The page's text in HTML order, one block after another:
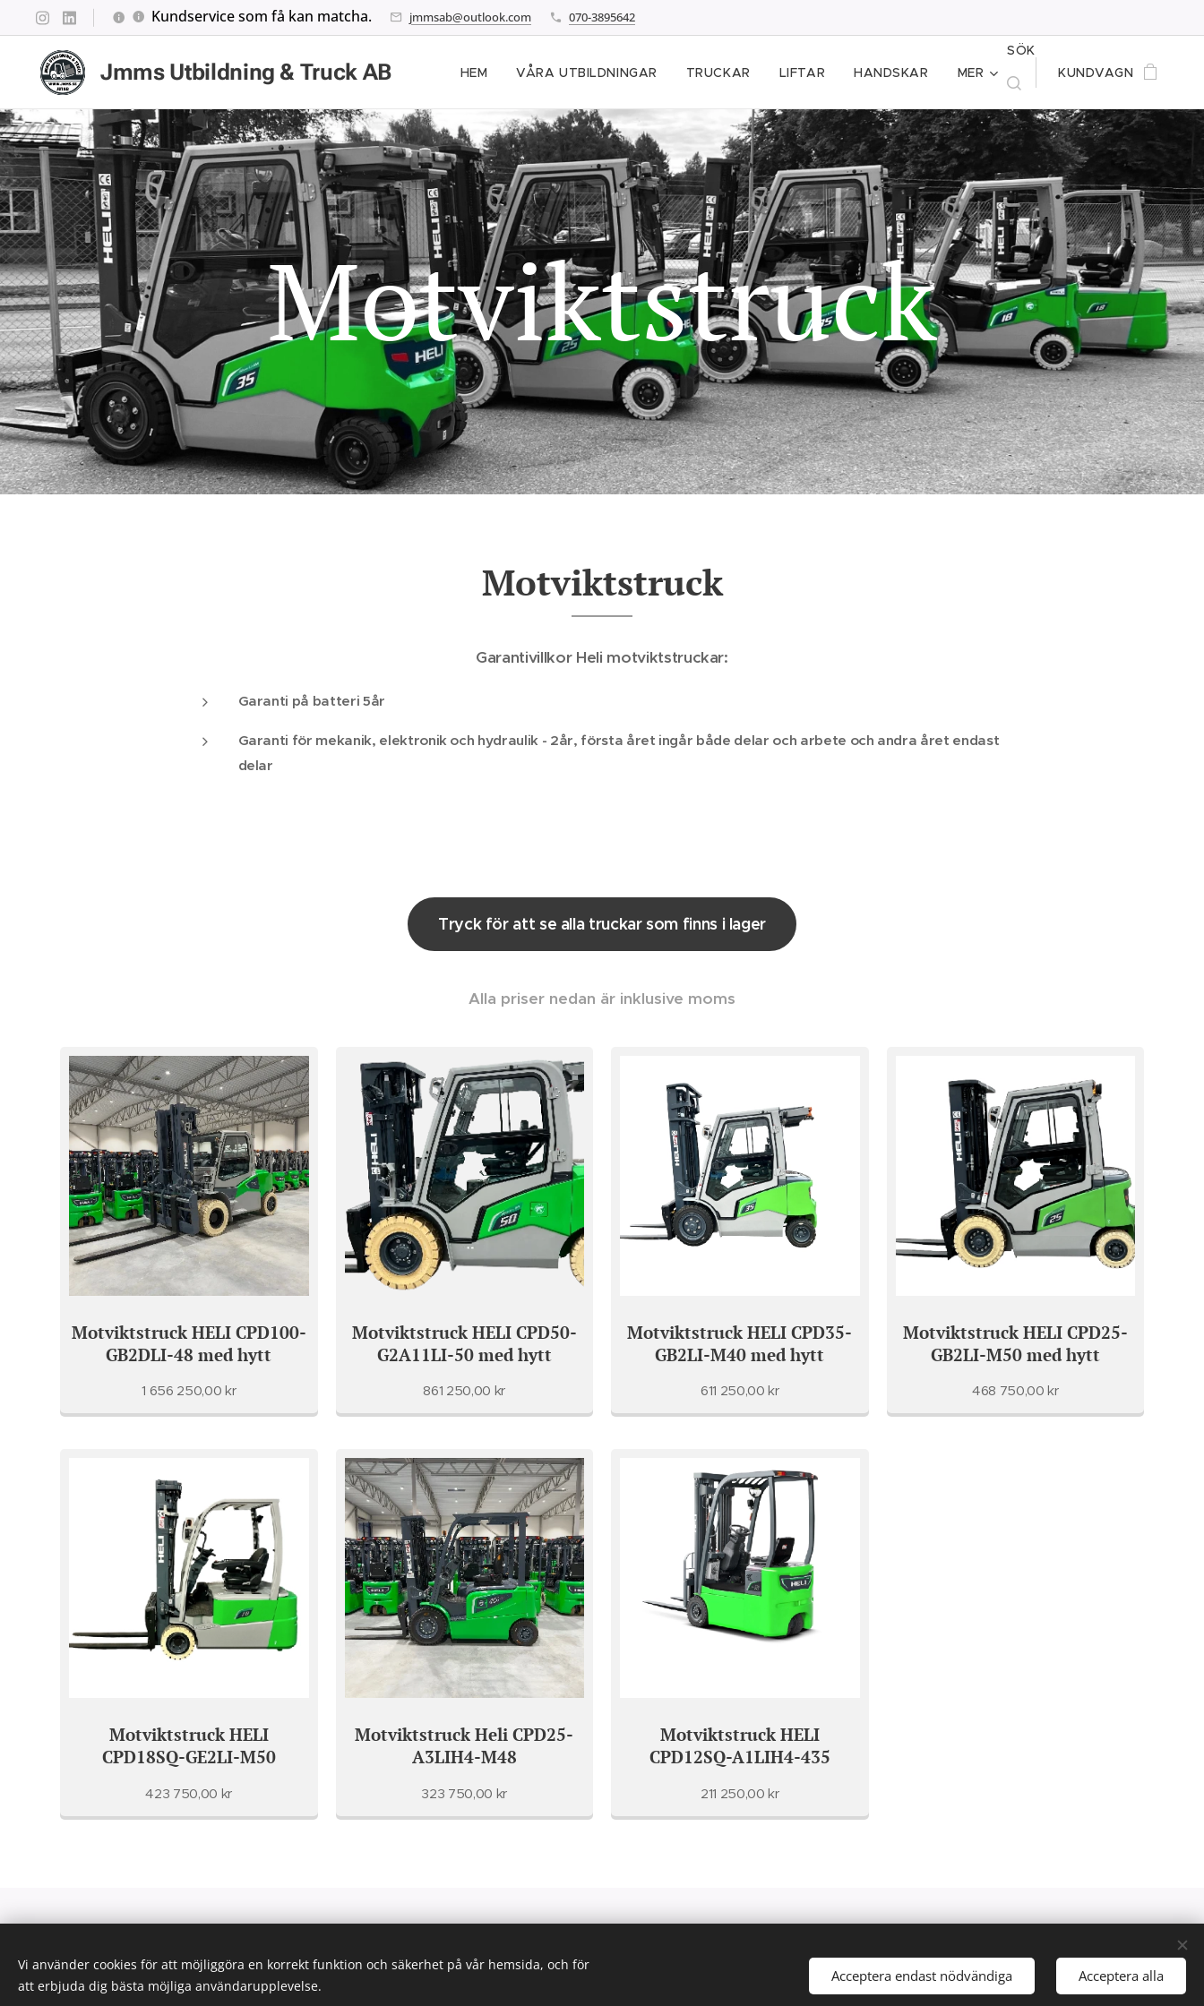
Kundservice som få kan matcha. jmmsab@outlook.com 070-3895642
Jmms Utbildning & Truck AB HEM VÅRA UTBILDNINGAR TRUCKAR LIFTAR HANDSKAR MER
SÖK
KUNDVAGN
Motviktstruck
Motviktstruck
Garantivillkor Heli motviktstruckar:
Garanti på batteri 5år
Garanti för mekanik, elektronik och hydraulik - 2år, första året ingår både delar och arbete och andra året endast
delar
Tryck för att se alla truckar som finns i lager
Alla priser nedan är inklusive moms
Motviktstruck HELI CPD100-
GB2DLI-48 med hytt
1 656 250,00 kr
Motviktstruck HELI CPD50-
G2A11LI-50 med hytt
861 250,00 kr
Motviktstruck HELI CPD35-
GB2LI-M40 med hytt
611 250,00 kr
Motviktstruck HELI CPD25-
GB2LI-M50 med hytt
468 750,00 kr
Motviktstruck HELI
CPD18SQ-GE2LI-M50
423 750,00 kr
Motviktstruck Heli CPD25-
A3LIH4-M48
323 750,00 kr
Motviktstruck HELI
CPD12SQ-A1LIH4-435
211 250,00 kr
Skapad medWebnode
Vi använder cookies för att möjliggöra en korrekt funktion och säkerhet på vår hemsida, och för
att erbjuda dig bästa möjliga användarupplevelse.
Acceptera endast nödvändiga Acceptera alla